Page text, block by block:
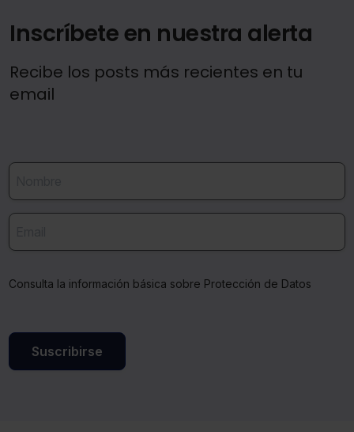
Inscríbete en nuestra alerta
Recibe los posts más recientes en tu
email
Consulta la información básica sobre Protección de Datos
Suscribirse